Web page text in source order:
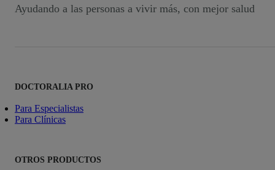
Ayudando a las personas a vivir más, con mejor salud
DOCTORALIA PRO
Para Especialistas
Para Clínicas
OTROS PRODUCTOS